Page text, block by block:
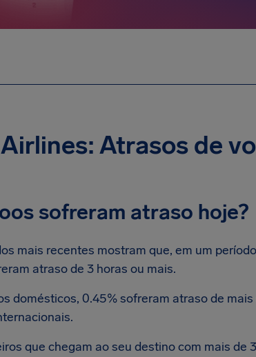
Atrasos de
sofreram atraso hoje?
mais recentes mostram que, em um
atraso de 3 horas ou mais.
domésticos, 0.45% sofreram atraso de
que chegam ao seu destino com mais de